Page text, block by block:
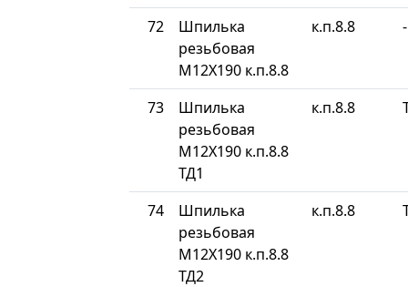
72
Шпилька
резьбовая
М12Х190 к.п.8.8
к.п.8.8 -
73
Шпилька
резьбовая
М12Х190 к.п.8.8
ТД1
к.п.8.8
74
Шпилька
резьбовая
М12Х190 к.п.8.8
ТД2
к.п.8.8